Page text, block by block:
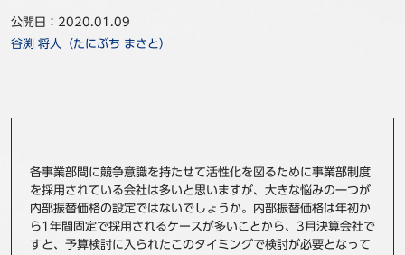
事例
セミナ−
公開日：2020.01.09
谷渕 将人（たにぶち まさと）
各事業部間に競争意識を持たせて活性化を図るために事業部制度
を採用されている会社は多いと思いますが、大きな悩みの一つが
内部振替価格の設定ではないでしょうか。内部振替価格は年初か
ら1年間固定で採用されるケースが多いことから、3月決算会社で
すと、予算検討に入られたこのタイミングで検討が必要となって